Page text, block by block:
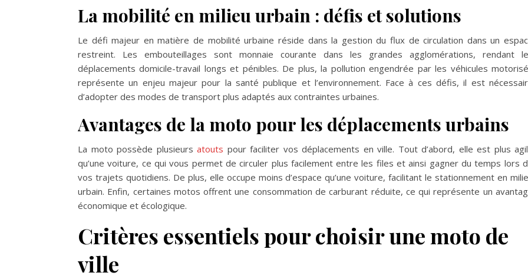
La mobilité en milieu urbain : défis et solutions
Le défi majeur en matière de mobilité urbaine réside dans la gestion du flux de circulation dans un
restreint. Les embouteillages sont monnaie courante dans les grandes agglomérations, rendant
déplacements domicile-travail longs et pénibles. De plus, la pollution engendrée par les véhicules
représente un enjeu majeur pour la santé publique et l’environnement. Face à ces défis, il est
d’adopter des modes de transport plus adaptés aux contraintes urbaines.
Avantages de la moto pour les déplacements urbains
La moto possède plusieurs atouts pour faciliter vos déplacements en ville. Tout d’abord, elle est plus
qu’une voiture, ce qui vous permet de circuler plus facilement entre les files et ainsi gagner du temps lors
vos trajets quotidiens. De plus, elle occupe moins d’espace qu’une voiture, facilitant le stationnement en
urbain. Enfin, certaines motos offrent une consommation de carburant réduite, ce qui représente un
économique et écologique.
Critères essentiels pour choisir une moto de
ville